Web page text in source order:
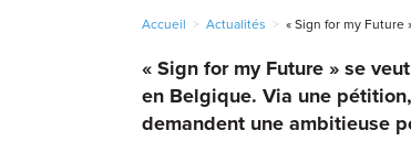
Accueil > Actualités > « Sign for my Future
« Sign for my Future » se
en Belgique. Via une
demandent une ambitieuse